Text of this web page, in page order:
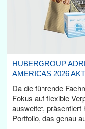
HUBERGROUP
AMERICAS 2026
Da die führende
Fokus auf flexible
ausweitet, präsentiert
Portfolio, das genau